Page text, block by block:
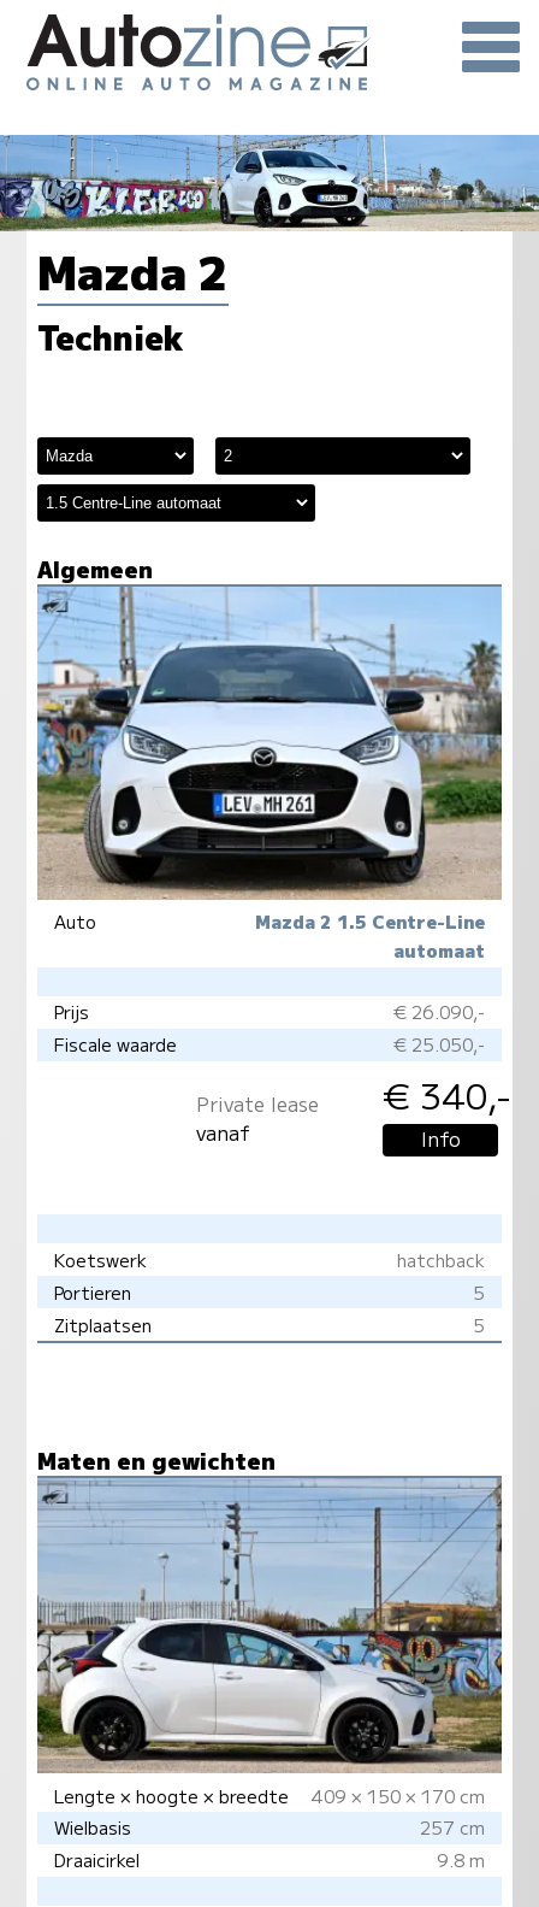
Mazda 2
Techniek
Algemeen
Auto
Mazda 2 1.5 Centre-Line
automaat
Prijs
€ 26.090,-
Fiscale waarde
€ 25.050,-
Private lease
vanaf
€ 340,-
Info
Koetswerk
hatchback
Portieren
5
Zitplaatsen
5
Maten en gewichten
Lengte × hoogte × breedte
409 × 150 × 170 cm
Wielbasis
257 cm
Draaicirkel
9.8 m